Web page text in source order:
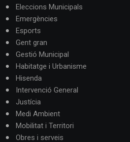
Eleccions Municipals
Emergències
Esports
Gent gran
Gestió Municipal
Habitatge i Urbanisme
Hisenda
Intervenció General
Justícia
Medi Ambient
Mobilitat i Territori
Obres i serveis